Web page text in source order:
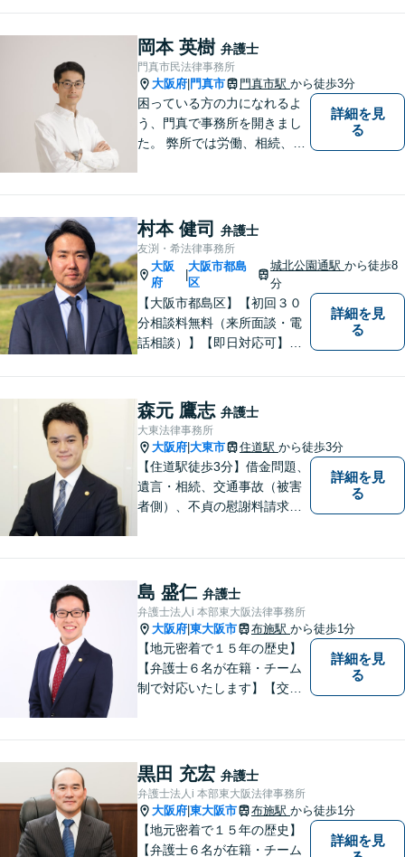
様、まずはお気軽にご連絡く
ださい。初回面談予約受付中
岡本 英樹 弁護士
門真市民法律事務所
大阪府 門真市 門真市駅 から徒歩3分
困っている方の力になれるよ
う、門真で事務所を開きまし
た。 弊所では労働、相続、離
す。
詳細を見
る
村本 健司 弁護士
友渕・希法律事務所
大阪
府
|
大阪市都島
区
城北公園通駅から徒歩8
分
【大阪市都島区】【初回３０
分相談料無料（来所面談・電
話相談）】【即日対応可】
【高倉町三丁目バス停徒歩１
分】【当日・夜間・休日相談
可】刑事事件/相続問題/離婚問
題など経験と知識をもとに、
依頼者様の不安を解消し、問
題解決へ導きます
詳細を見
る
森元 鷹志 弁護士
大東法律事務所
大阪府 大東市 住道駅 から徒歩3分
【住道駅徒歩3分】借金問題、
遺言・相続、交通事故（被害
者側）、不貞の慰謝料請求は
やすい説明を心がけておりま
す。お気軽にご相談くださ
い。
詳細を見
る
島 盛仁 弁護士
弁護士法人i 本部東大阪法律事務所
大阪府 東大阪市 布施駅 から徒歩1分
【地元密着で１５年の歴史】
【弁護士６名が在籍・チーム
制で対応いたします】【交通
駅前店５階】お悩みは【弁護
士法人ｉ 東大阪法律事務所】
におまかせください！
詳細を見
る
黒田 充宏 弁護士
弁護士法人i 本部東大阪法律事務所
大阪府 東大阪市 布施駅 から徒歩1分
【地元密着で１５年の歴史】
【弁護士６名が在籍・チーム
詳細を見